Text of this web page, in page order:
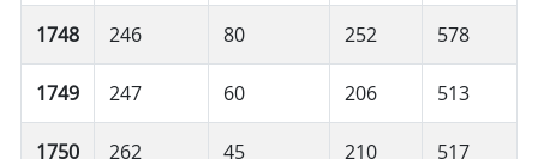
1748 246 80 252 578
1749 247 60 206 513
1750 262 45 210 517